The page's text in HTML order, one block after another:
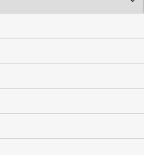
タ-」
ス「Crear -クレア-」
ベ
リフォーム・リノベ
コーハウジング
4期分譲中